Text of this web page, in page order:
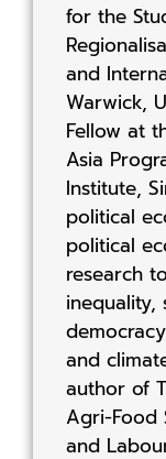
for the
and
Warwick,
Fellow at
Asia
Institute,
political
political
research
inequality,
and
author of
Agri-Food
and